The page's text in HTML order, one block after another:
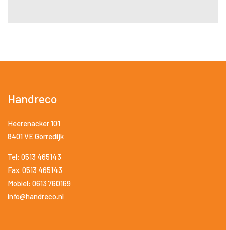
Handreco
Heerenacker 101
8401 VE Gorredijk
Tel: 0513 465143
Fax. 0513 465143
Mobiel: 0613 760169
info@handreco.nl